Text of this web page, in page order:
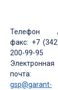
Телефон
факс: +7
200-99-95
Электронная
почта:
gsp@garant-